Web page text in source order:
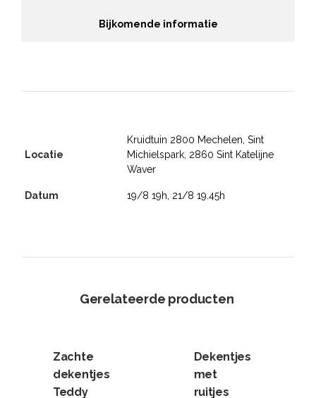
Bijkomende informatie
Locatie
Kruidtuin 2800 Mechelen, Sint
Michielspark, 2860 Sint Katelijne
Waver
Datum 19/8 19h, 21/8 19.45h
Gerelateerde producten
Zachte
dekentjes
Teddy
Dekentjes
met
ruitjes